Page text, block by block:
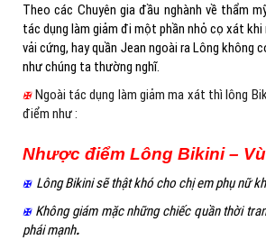
Theo các Chuyên gia đầu nghành về thẩm
tác dụng làm giảm đi một phần nhỏ cọ xát khi
vải cứng, hay quần Jean ngoài ra Lông không
như chúng ta thường nghĩ.
✠ Ngoài tác dụng làm giảm ma xát thì lông
điểm như :
Nhược điểm Lông Bikini –
✠ Lông Bikini sẽ thật khó cho chị em phụ nữ
✠ Không giám mặc những chiếc quần thời
phái mạnh.